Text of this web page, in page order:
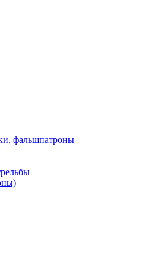
фальшпатроны